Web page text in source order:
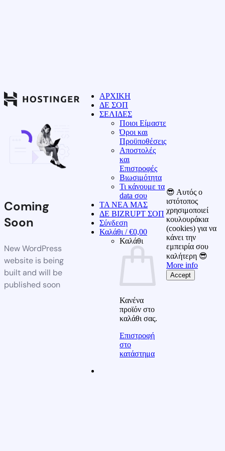
Coming
Soon
New WordPress
website is being
built and will be
published soon
ΑΡΧΙΚΗ
ΔΕ ΣΟΠ
ΣΕΛΙΔΕΣ
Ποιοι Είμαστε
Όροι και
Προϋποθέσεις
Αποστολές
και
Επιστροφές
Βιωσιμότητα
Τι κάνουμε τα
data σου
ΤΑ ΝΕΑ ΜΑΣ
ΔΕ BIZRUPT ΣΟΠ
Σύνδεση
Καλάθι /€0,00
Καλάθι
Κανένα
προϊόν στο
καλάθι σας.
Επιστροφή
στο
κατάστημα
😎 Αυτός ο
ιστότοπος
χρησιμοποιεί
κουλουράκια
(cookies) για να
κάνει την
εμπειρία σου
καλήτερη 😎
More info
Accept